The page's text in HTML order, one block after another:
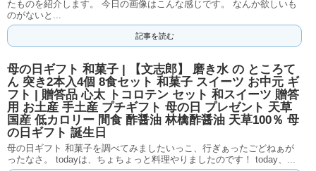
たものを紹介します。 今日の画像はこんな感じです。 なんか欲しいも
のがないと...
記事を読む
母の日ギフト 和菓子 | 【文志郎】 磨き水 の ところて
ん 突き2本入4個 8食セット 和菓子 スイーツ お中元 ギ
フト | 贈答品 心太 トコロテン セット 和スイーツ 贈答
用 お土産 手土産 プチギフト 母の日 プレゼント 天草
国産 低カロリー 間食 酢醤油 林檎酢醤油 天草100％ 母
の日ギフト 誕生日
母の日ギフト 和菓子を調べてみましたいっこ、行ぎぁったごどねぁが
ったなさ。 todayは、ちょちょっと料理やりましたのです！ today、...